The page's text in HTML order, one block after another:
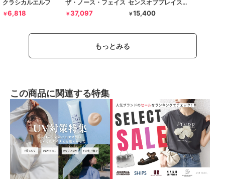
クラシカルエルフ
￥6,818
ザ・ノース・フェイス
￥37,097
センスオブプレイスバイアーバンリサーチ
￥15,400
もっとみる
この商品に関連する特集